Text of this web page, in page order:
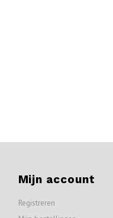
Mijn account
Registreren